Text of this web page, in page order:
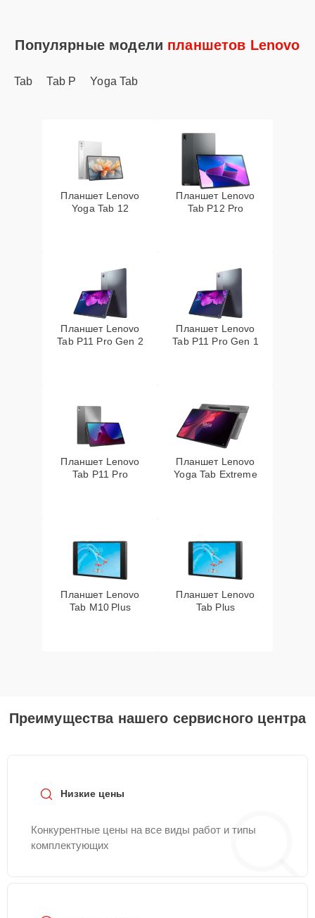
Популярные модели планшетов Lenovo
Tab Tab P Yoga Tab
Планшет Lenovo
Yoga Tab 12
Планшет Lenovo
Tab P12 Pro
Планшет Lenovo
Tab P11 Pro Gen 2
Планшет Lenovo
Tab P11 Pro Gen 1
Планшет Lenovo
Tab P11 Pro
Планшет Lenovo
Yoga Tab Extreme
Планшет Lenovo
Tab M10 Plus
Планшет Lenovo
Tab Plus
Преимущества нашего сервисного центра
Низкие цены
Конкурентные цены на все виды работ и типы
комплектующих